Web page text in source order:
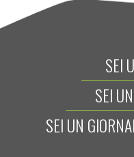
SEI
SEI
SEI UN